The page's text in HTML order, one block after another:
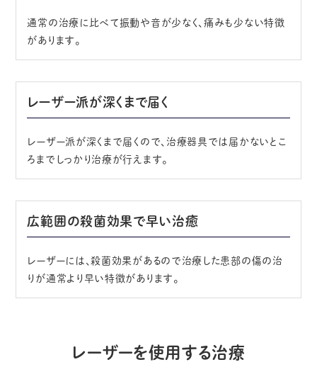
通常の治療に比べて振動や音が少なく、痛みも少ない特徴
があります。
レーザー派が深くまで届く
レーザー派が深くまで届くので、治療器具では届かないとこ
ろまでしっかり治療が行えます。
広範囲の殺菌効果で早い治癒
レーザーには、殺菌効果があるので治療した患部の傷の治
りが通常より早い特徴があります。
レーザーを使用する治療